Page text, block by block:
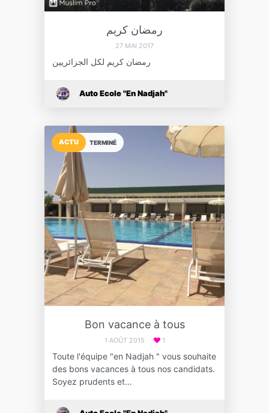
رمضان كريم
27 MAI 2017
رمضان كريم لكل الجزائريين
Auto Ecole "En Nadjah"
TERMINÉ
ACTU
Bon vacance à tous
1 AOÛT 2015 1
Toute l'équipe "en Nadjah " vous souhaite
des bons vacances à tous nos candidats.
Soyez prudents et…